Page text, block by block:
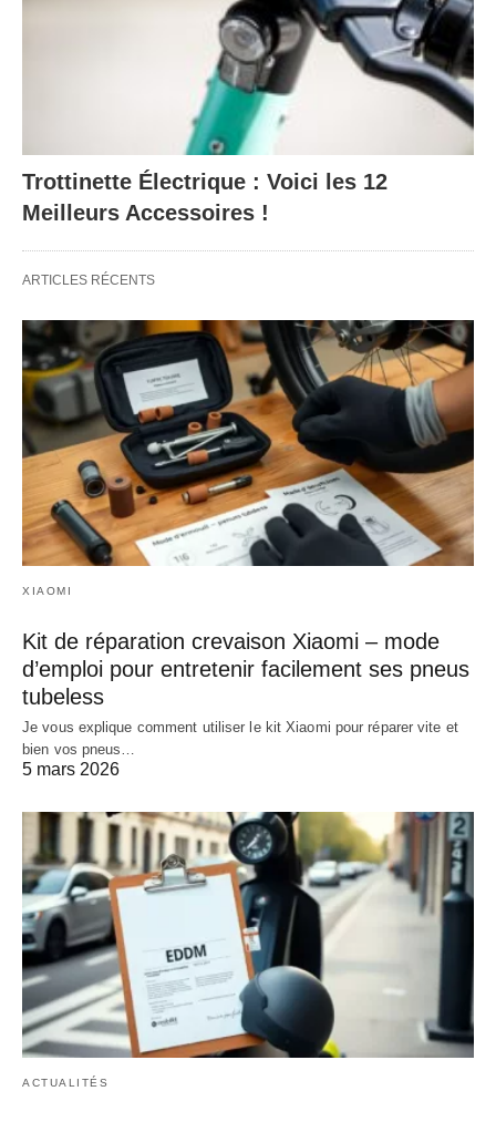
Trottinette Électrique : Voici les 12
Meilleurs Accessoires !
ARTICLES RÉCENTS
XIAOMI
Kit de réparation crevaison Xiaomi – mode
d’emploi pour entretenir facilement ses pneus
tubeless
Je vous explique comment utiliser le kit Xiaomi pour réparer vite et
bien vos pneus…
5 mars 2026
ACTUALITÉS